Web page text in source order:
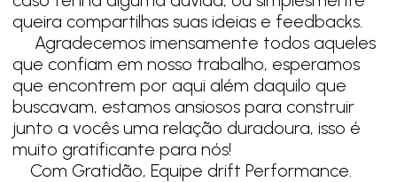
queira compartilhas suas ideias e feedbacks.
Agradecemos imensamente todos aqueles
que confiam em nosso trabalho, esperamos
que encontrem por aqui além daquilo que
buscavam, estamos ansiosos para construir
junto a vocês uma relação duradoura, isso é
muito gratificante para nós!
Com Gratidão, Equipe drift Performance.